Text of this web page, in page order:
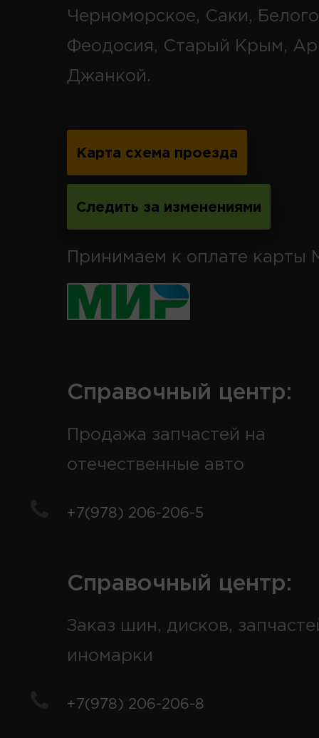
Черноморское, Саки,
Феодосия, Старый Крым,
Джанкой.
Карта схема проезда
Следить за изменениями
Принимаем к оплате карты
Справочный центр:
Продажа запчастей на
отечественные авто
+7(978) 206-206-5
Справочный центр:
Заказ шин, дисков,
иномарки
+7(978) 206-206-8